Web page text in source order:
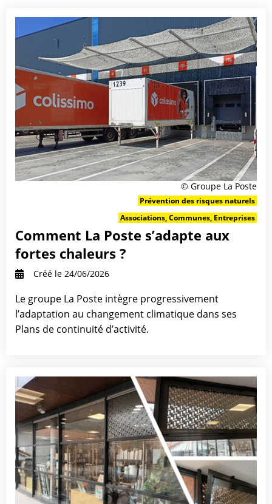
© Groupe La Poste
Prévention des risques naturels
Associations, Communes, Entreprises
Comment La Poste s’adapte aux
fortes chaleurs ?
Créé le 24/06/2026
Le groupe La Poste intègre progressivement
l’adaptation au changement climatique dans ses
Plans de continuité d’activité.